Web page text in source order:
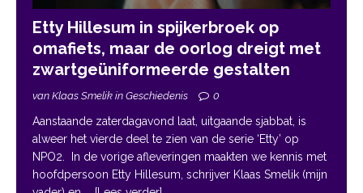
Etty Hillesum in spijkerbroek op
omafiets, maar de oorlog dreigt met
zwartgeüniformeerde gestalten
van Klaas Smelik in Geschiedenis 0
Aanstaande zaterdagavond laat, uitgaande sjabbat, is
alweer het vierde deel te zien van de serie ‘Etty’ op
NPO2. In de vorige afleveringen maakten we kennis met
hoofdpersoon Etty Hillesum, schrijver Klaas Smelik (mijn